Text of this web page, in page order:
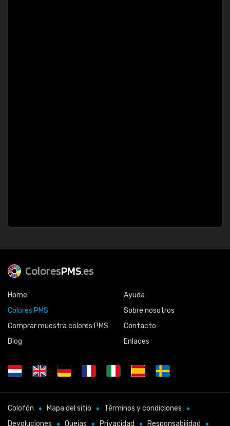
ColoresPMS.es
Home
Colores PMS
Comprar muestra colores PMS
Blog
Ayuda
Sobre nosotros
Contacto
Enlaces
Colofón Mapa del sitio
Términos y condiciones
Devoluciones
Quejas Privacidad Responsabilidad